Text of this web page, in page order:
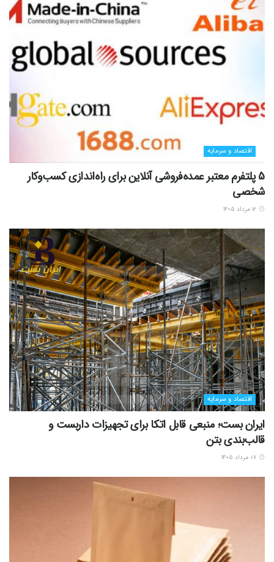
اقتصاد و سرمایه
5 پلتفرم معتبر عمده‌فروشی آنلاین برای راه‌اندازی کسب‌وکار
شخصی
اقتصاد و سرمایه
ایران بست؛ منبعی قابل اتکا برای تجهیزات داربست و
قالب‌بندی بتن